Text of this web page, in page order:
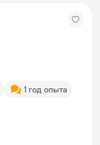
1 год опыта